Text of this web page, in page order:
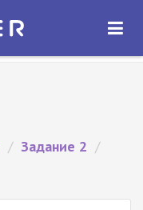
ОТКРЫТЬ
/ Задание 2 /